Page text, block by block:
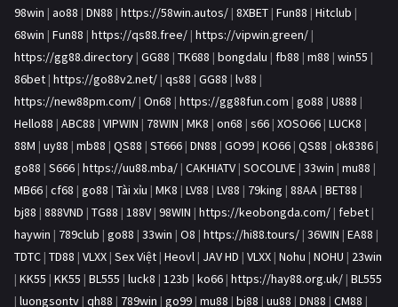
98win | ao88 | DN88 | https://58win.autos/ | 8XBET | Fun88 | Hitclub |
68win | Fun88 | https://qs88.free/ | https://vipwin.green/ |
https://gg88.directory | GG88 | TK688 | bongdalu | fb88 | m88 | win55 |
86bet | https://go88v2.net/ | qs88 | GG88 | lv88 |
https://new88pm.com/ | On68 | https://gg88fun.com | go88 | U888 |
Hello88 | ABC88 | VIPWIN | 78WIN | MK8 | on68 | s66 | XOSO66 | LUCK8 |
88M | uy88 | mb88 | QS88 | ST666 | DN88 | GO99 | KO66 | QS88 | ok8386 |
go88 | S666 | https://uu88.mba/ | CAKHIATV | SOCOLIVE | 33win | mu88 |
MB66 | cf68 | go88 | Tài xỉu | MK8 | LV88 | LV88 | 79king | 88AA | BET88 |
bj88 | 888VND | TG88 | 188V | 98WIN | https://keobongda.com/ | febet |
haywin | 789club | go88 | 33win | O8 | https://hi88.tours/ | 36WIN | EA88 |
TDTC | TD88 | VLXX | Sex Việt | Heovl | JAV HD | VLXX | Nohu | NOHU | 23win
| KK55 | KK55 | BL555 | luck8 | 123b | ko66 | https://hay88.org.uk/ | BL555
| luongsontv | qh88 | 789win | go99 | mu88 | bj88 | uu88 | DN88 | CM88 |